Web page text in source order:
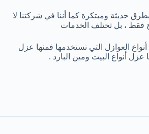
بطرق حديثة ومبتكرة كما أننا في شركتنا لا
، بل تختلف الخدمات
العوازل التي نستخدمها فمنها عزل
عزل أنواع البيت ومين البارد .